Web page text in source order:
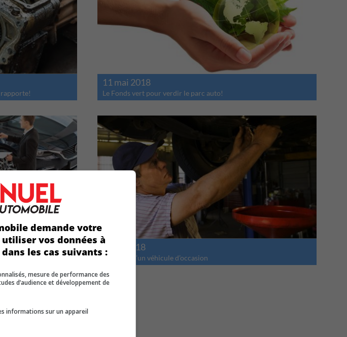
rapporte!
11 mai 2018
Le Fonds vert pour verdir le parc auto!
3 mai 2018
L’examen d’un véhicule d’occasion
demande votre
vos données à
les cas suivants :
mesure de performance des
d’audience et développement de
informations sur un appareil